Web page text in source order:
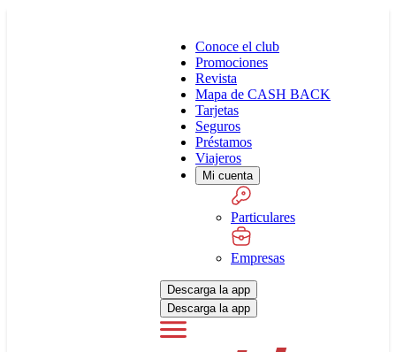
Conoce el club
Promociones
Revista
Mapa de CASH BACK
Tarjetas
Seguros
Préstamos
Viajeros
Mi cuenta
Particulares
Empresas
Descarga la app
Descarga la app